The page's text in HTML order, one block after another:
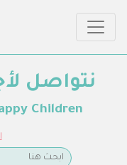
نتواصل
Children